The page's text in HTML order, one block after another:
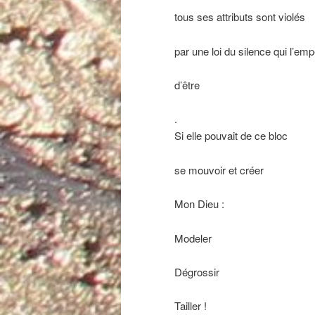
tous ses attributs sont violés
par une loi du silence qui
d’être
.
Si elle pouvait de ce bloc
se mouvoir et créer
Mon Dieu :
Modeler
Dégrossir
Tailler !